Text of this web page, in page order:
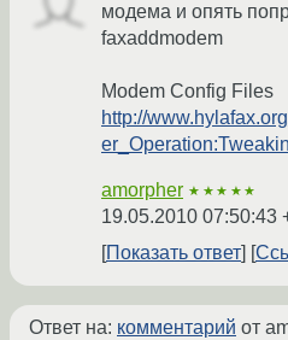
модема и опять
faxaddmodem
Modem Config Files
http://
amorpher ★★★★★
19.05.2010 07:50:43
Показать ответ
Ответ на: комментарий от